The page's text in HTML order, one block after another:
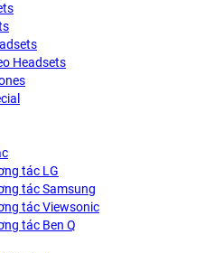
Headsets
tác LG
tác Samsung
tác Viewsonic
tác Ben Q